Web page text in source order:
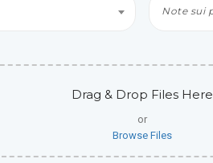
Drag & Drop Files Here
or
Browse Files